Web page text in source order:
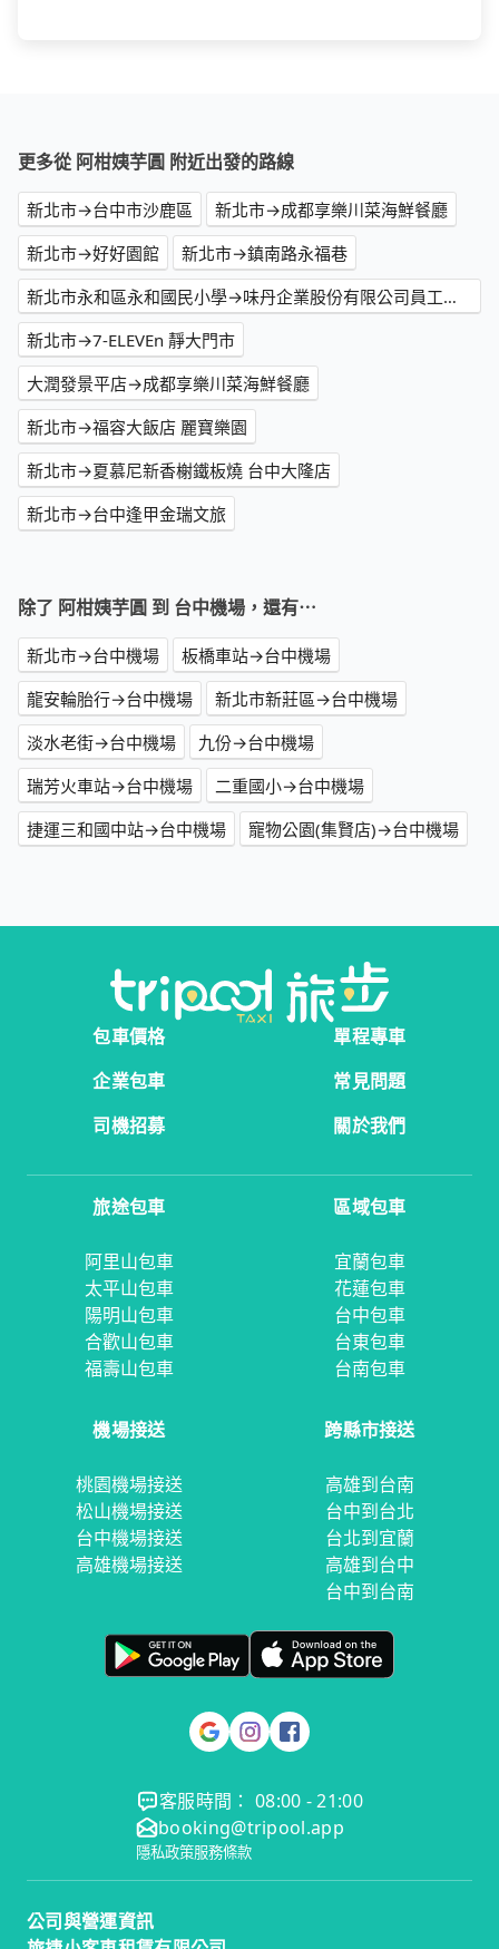
更多從 阿柑姨芋圓 附近出發的路線
新北市→台中市沙鹿區
新北市→成都享樂川菜海鮮餐廳
新北市→好好園館
新北市→鎮南路永福巷
新北市永和區永和國民小學→味丹企業股份有限公司員工宿舍
新北市→7-ELEVEn 靜大門市
大潤發景平店→成都享樂川菜海鮮餐廳
新北市→福容大飯店 麗寶樂園
新北市→夏慕尼新香榭鐵板燒 台中大隆店
新北市→台中逢甲金瑞文旅
除了 阿柑姨芋圓 到 台中機場，還有⋯
新北市→台中機場
板橋車站→台中機場
龍安輪胎行→台中機場
新北市新莊區→台中機場
淡水老街→台中機場
九份→台中機場
瑞芳火車站→台中機場
二重國小→台中機場
捷運三和國中站→台中機場
寵物公園(集賢店)→台中機場
包車價格
單程專車
企業包車
常見問題
司機招募
關於我們
旅途包車
阿里山包車
太平山包車
陽明山包車
合歡山包車
福壽山包車
區域包車
宜蘭包車
花蓮包車
台中包車
台東包車
台南包車
機場接送
桃園機場接送
松山機場接送
台中機場接送
高雄機場接送
跨縣市接送
高雄到台南
台中到台北
台北到宜蘭
高雄到台中
台中到台南
客服時間： 08:00 - 21:00
booking@tripool.app
隱私政策服務條款
公司與營運資訊